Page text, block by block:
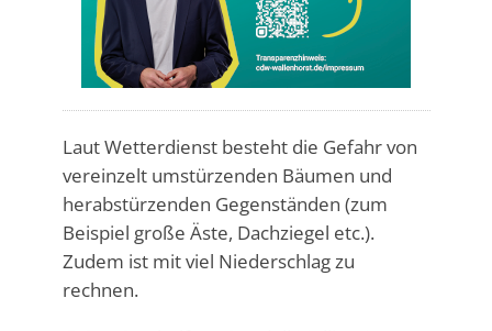
Laut Wetterdienst besteht die Gefahr von
vereinzelt umstürzenden Bäumen und
herabstürzenden Gegenständen (zum
Beispiel große Äste, Dachziegel etc.).
Zudem ist mit viel Niederschlag zu
rechnen.